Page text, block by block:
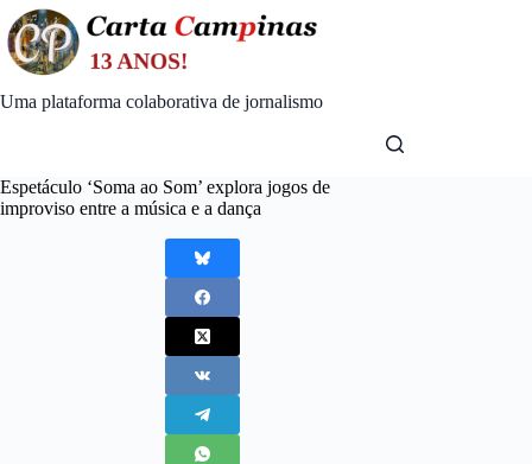
Skip
to
content
Uma plataforma colaborativa de jornalismo
Espetáculo ‘Soma ao Som’ explora jogos de
improviso entre a música e a dança